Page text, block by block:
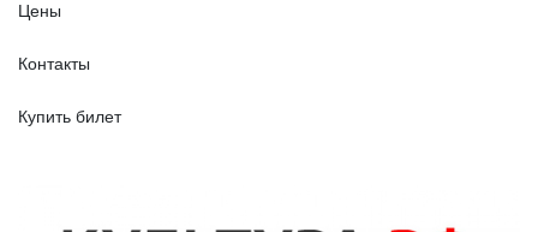
Цены
Контакты
Купить билет